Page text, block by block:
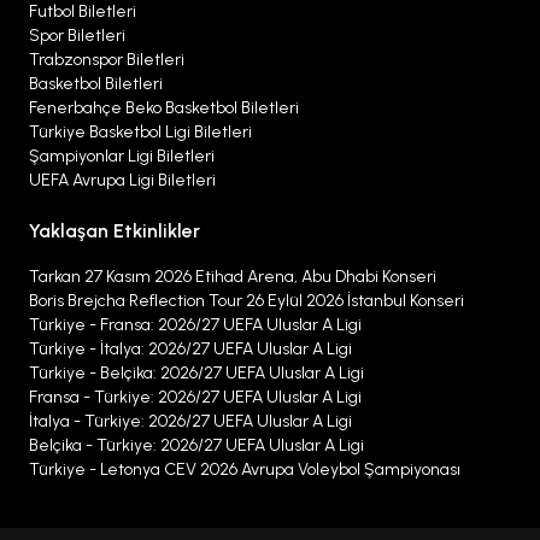
yalnızca rakibi J
Coppa Italia'yı 9 defa, Supercoppa Italiana'yı ise 8
kez kazanmıştır. Serie A'da küme düşmeyen tek
takımdır.
Futbol Biletleri
Spor Biletleri
Trabzonspor Biletleri
Basketbol Biletleri
Fenerbahçe Beko Basketbol Biletleri
Türkiye Basketbol Ligi Biletleri
Şampiyonlar Ligi Biletleri
UEFA Avrupa Ligi Biletleri
Yaklaşan Etkinlikler
Tarkan 27 Kasım 2026 Etihad Arena, Abu Dhabi Konseri
Boris Brejcha Reflection Tour 26 Eylül 2026 İstanbul Konseri
Türkiye - Fransa: 2026/27 UEFA Uluslar A Ligi
Türkiye - İtalya: 2026/27 UEFA Uluslar A Ligi
Türkiye - Belçika: 2026/27 UEFA Uluslar A Ligi
Fransa - Türkiye: 2026/27 UEFA Uluslar A Ligi
İtalya - Türkiye: 2026/27 UEFA Uluslar A Ligi
Belçika - Türkiye: 2026/27 UEFA Uluslar A Ligi
Türkiye - Letonya CEV 2026 Avrupa Voleybol Şampiyonası